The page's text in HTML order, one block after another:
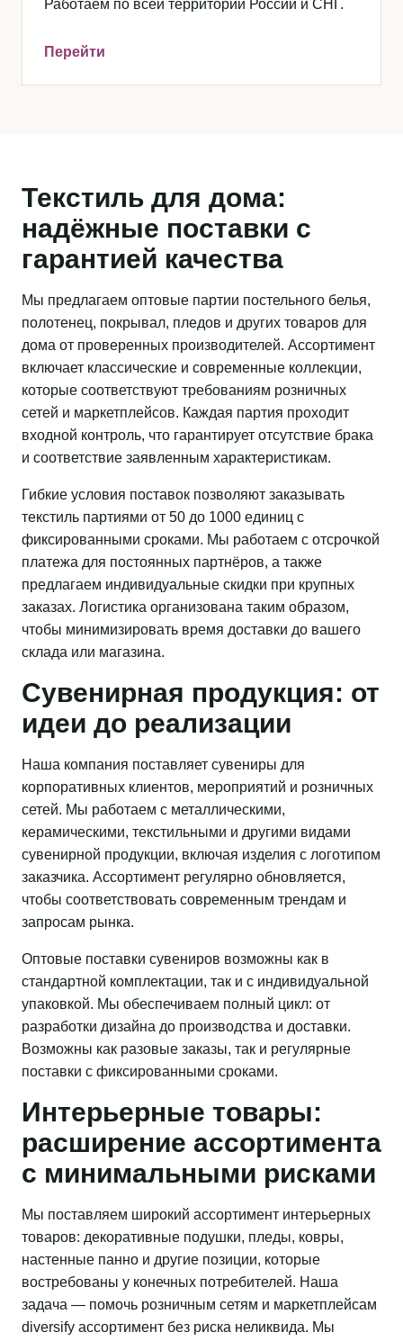
Работаем по всей территории России и СНГ.
Перейти
Текстиль для дома:
надёжные поставки с
гарантией качества
Мы предлагаем оптовые партии постельного белья,
полотенец, покрывал, пледов и других товаров для
дома от проверенных производителей. Ассортимент
включает классические и современные коллекции,
которые соответствуют требованиям розничных
сетей и маркетплейсов. Каждая партия проходит
входной контроль, что гарантирует отсутствие брака
и соответствие заявленным характеристикам.
Гибкие условия поставок позволяют заказывать
текстиль партиями от 50 до 1000 единиц с
фиксированными сроками. Мы работаем с отсрочкой
платежа для постоянных партнёров, а также
предлагаем индивидуальные скидки при крупных
заказах. Логистика организована таким образом,
чтобы минимизировать время доставки до вашего
склада или магазина.
Сувенирная продукция: от
идеи до реализации
Наша компания поставляет сувениры для
корпоративных клиентов, мероприятий и розничных
сетей. Мы работаем с металлическими,
керамическими, текстильными и другими видами
сувенирной продукции, включая изделия с логотипом
заказчика. Ассортимент регулярно обновляется,
чтобы соответствовать современным трендам и
запросам рынка.
Оптовые поставки сувениров возможны как в
стандартной комплектации, так и с индивидуальной
упаковкой. Мы обеспечиваем полный цикл: от
разработки дизайна до производства и доставки.
Возможны как разовые заказы, так и регулярные
поставки с фиксированными сроками.
Интерьерные товары:
расширение ассортимента
с минимальными рисками
Мы поставляем широкий ассортимент интерьерных
товаров: декоративные подушки, пледы, ковры,
настенные панно и другие позиции, которые
востребованы у конечных потребителей. Наша
задача — помочь розничным сетям и маркетплейсам
diversify ассортимент без риска неликвида. Мы